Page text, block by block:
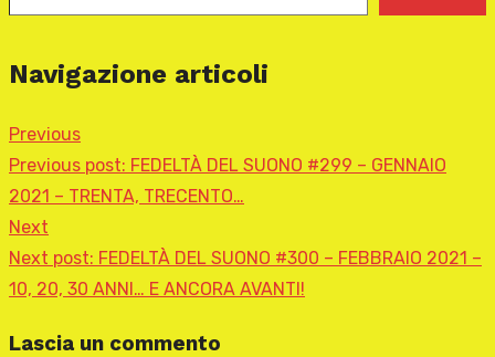
Navigazione articoli
Previous
Previous post: FEDELTÀ DEL SUONO #299 – GENNAIO
2021 – TRENTA, TRECENTO…
Next
Next post: FEDELTÀ DEL SUONO #300 – FEBBRAIO 2021 –
10, 20, 30 ANNI… E ANCORA AVANTI!
Lascia un commento